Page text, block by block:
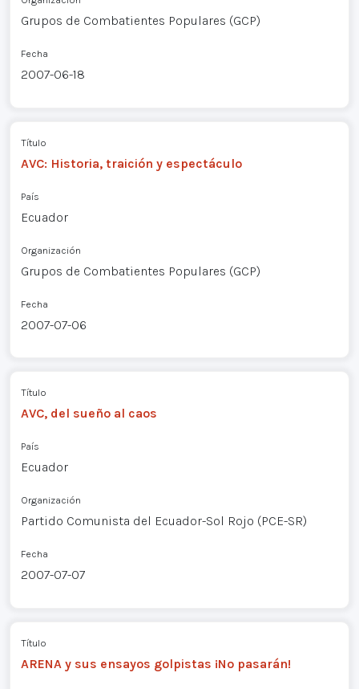
Grupos de Combatientes Populares (GCP)
Fecha
2007-06-18
Título
AVC: Historia, traición y espectáculo
País
Ecuador
Organización
Grupos de Combatientes Populares (GCP)
Fecha
2007-07-06
Título
AVC, del sueño al caos
País
Ecuador
Organización
Partido Comunista del Ecuador-Sol Rojo (PCE-SR)
Fecha
2007-07-07
Título
ARENA y sus ensayos golpistas ¡No pasarán!